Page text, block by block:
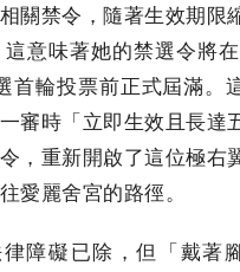
關禁令，隨著生效期限
意味著她的禁選令將
首輪投票前正式屆滿。
審時「立即生效且長達
，重新開啟了這位極右
愛麗舍宮的路徑。
障礙已除，但「戴著